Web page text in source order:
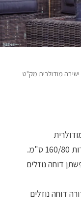
מודולרית מק"ט
דוחה נוזלים
דוחה נוזלים